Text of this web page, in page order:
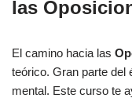
las
El camino hacia las
teórico. Gran parte del
mental. Este curso te